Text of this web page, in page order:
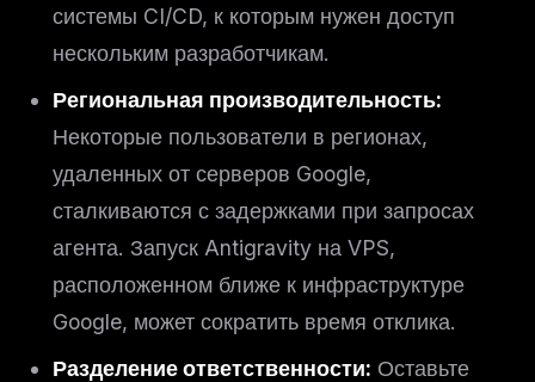
системы CI/CD, к которым нужен доступ
нескольким разработчикам.
Региональная производительность:
Некоторые пользователи в регионах,
удаленных от серверов Google,
сталкиваются с задержками при запросах
агента. Запуск Antigravity на VPS,
расположенном ближе к инфраструктуре
Google, может сократить время отклика.
Разделение ответственности: Оставьте